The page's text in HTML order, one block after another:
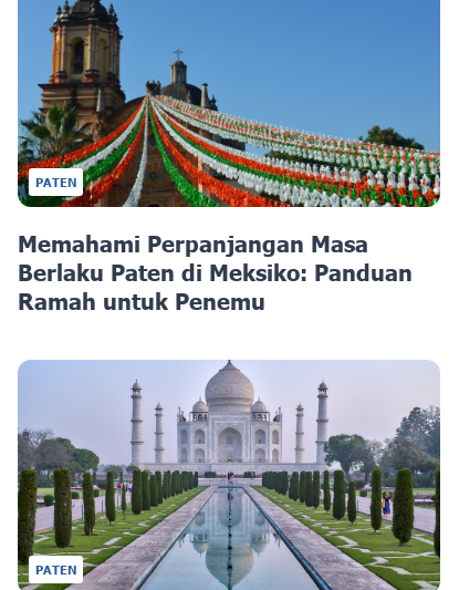
PATEN
Memahami Perpanjangan Masa
Berlaku Paten di Meksiko: Panduan
Ramah untuk Penemu
PATEN